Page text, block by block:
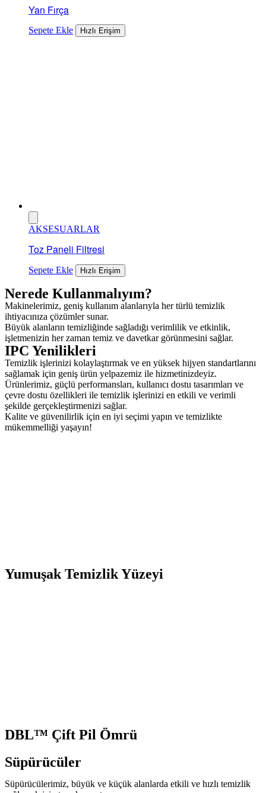
Yan Fırça
Sepete Ekle Hızlı Erişim
AKSESUARLAR
Toz Paneli Filtresi
Sepete Ekle Hızlı Erişim
Nerede Kullanmalıyım?
Makinelerimiz, geniş kullanım alanlarıyla her türlü temizlik
ihtiyacınıza çözümler sunar.
Büyük alanların temizliğinde sağladığı verimlilik ve etkinlik,
işletmenizin her zaman temiz ve davetkar görünmesini sağlar.
IPC Yenilikleri
Temizlik işlerinizi kolaylaştırmak ve en yüksek hijyen standartlarını
sağlamak için geniş ürün yelpazemiz ile hizmetinizdeyiz.
Ürünlerimiz, güçlü performansları, kullanıcı dostu tasarımları ve
çevre dostu özellikleri ile temizlik işlerinizi en etkili ve verimli
şekilde gerçekleştirmenizi sağlar.
Kalite ve güvenilirlik için en iyi seçimi yapın ve temizlikte
mükemmelliği yaşayın!
Yumuşak Temizlik Yüzeyi
DBL™ Çift Pil Ömrü
Süpürücüler
Süpürücülerimiz, büyük ve küçük alanlarda etkili ve hızlı temizlik